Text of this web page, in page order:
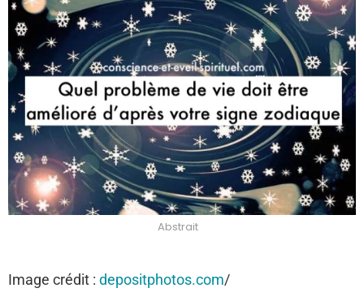
Abstrait
Image crédit : depositphotos.com/